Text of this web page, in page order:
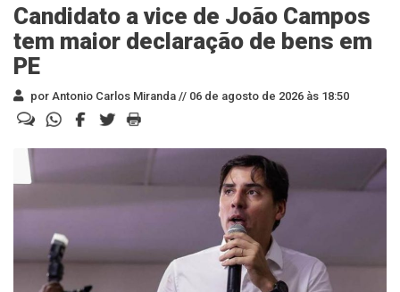
Candidato a vice de João Campos
tem maior declaração de bens em
PE
por Antonio Carlos Miranda // 06 de agosto de 2026 às 18:50